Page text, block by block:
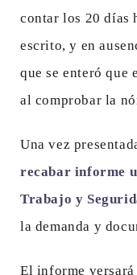
contar los 20 días
escrito, y en
que se enteró que
al comprobar la
Una vez
recabar informe
Trabajo y
la demanda y
El informe